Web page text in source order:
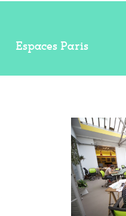
Espaces Paris